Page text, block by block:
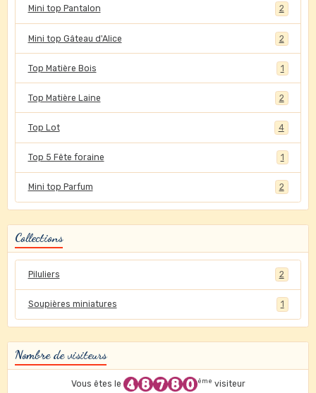
Mini top Pantalon 2
Mini top Gâteau d'Alice 2
Top Matière Bois 1
Top Matière Laine 2
Top Lot 4
Top 5 Fête foraine 1
Mini top Parfum 2
Collections
Piluliers 2
Soupières miniatures 1
Nombre de visiteurs
Vous êtes le ème visiteur